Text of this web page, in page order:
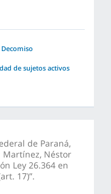
Decomiso
de sujetos activos
de Paraná,
Martínez, Néstor
Ley 26.364 en
17)”.